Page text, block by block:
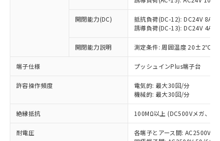
開閉能力(DC)
抵抗負荷(DC-12): DC24V 8A/
誘導負荷(DC-13): DC24V 4A/
開閉能力説明 測定条件: 周囲温度 20±2℃、
端子仕様 プッシュインPlus端子台
許容操作頻度
電気的: 最大30回/分
機械的: 最大30回/分
絶縁抵抗 100MΩ以上 (DC500Vメガ、点
耐電圧
各端子とアース間: AC2500V
本サービスは、当社制御機器事業取扱
商品の当社在庫状況および標準価格
(税抜)を提供させていただくもので
当社制御機器事業取扱商品の中には、
本サービスの対象外となる商品もある
ことをご了承ください。
在庫状況および標準価格照会結果は、
記載している更新日時点での社内デー
タに基づき作成されるものであり、閲
準価格とは異なる場合があることをご
調査・確認中：EU RoHS指令（10物質）の
非含有の対応状況を調査中または確認中の
非該当品：ライセンス料など無形物で、有
害物質有無と関係のない商品です。
仕入先様の事情により、非含有部品として
いたものが、含有品と判明した場合などや
むを得ず変更することがあります。
*EU RoHS指令（10物質）：
鉛(Pb) 1000ppm以下、 水銀(Hg) 1000ppm以下、 カド
六価クロム(Cr(Ⅵ)) 1000ppm以下、ポリ臭化ビフェニル
「○」：最大均質材料含有率が中国RoHSの
基準値以下であることを示します。
「×」：最大均質材料含有率が中国RoHSの
基準値を超えていることを示します。
「－」：未確認です。当社販売部門へお問
当社は、これら貴社製品のうち、外国
為替および外国貿易法に定める商品
（以下｢規制貨物等」という）を輸出
または国外への提供する場合は、日本
国政府の輸出許可(または役務取引許
可)を取得するなどの必要な手続きを